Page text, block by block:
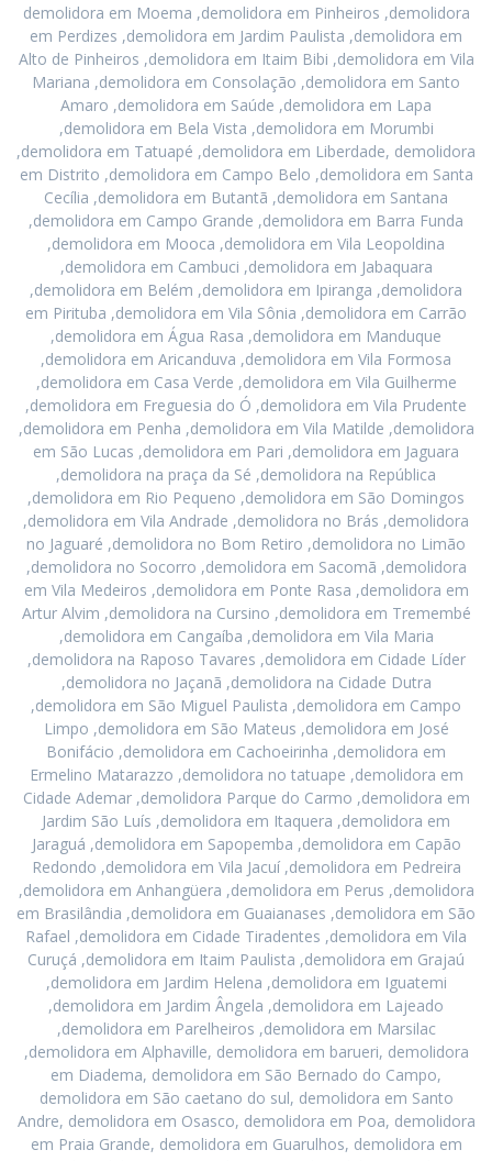
demolidora em Moema ,demolidora em Pinheiros ,demolidora
em Perdizes ,demolidora em Jardim Paulista ,demolidora em
Alto de Pinheiros ,demolidora em Itaim Bibi ,demolidora em Vila
Mariana ,demolidora em Consolação ,demolidora em Santo
Amaro ,demolidora em Saúde ,demolidora em Lapa
,demolidora em Bela Vista ,demolidora em Morumbi
,demolidora em Tatuapé ,demolidora em Liberdade, demolidora
em Distrito ,demolidora em Campo Belo ,demolidora em Santa
Cecília ,demolidora em Butantã ,demolidora em Santana
,demolidora em Campo Grande ,demolidora em Barra Funda
,demolidora em Mooca ,demolidora em Vila Leopoldina
,demolidora em Cambuci ,demolidora em Jabaquara
,demolidora em Belém ,demolidora em Ipiranga ,demolidora
em Pirituba ,demolidora em Vila Sônia ,demolidora em Carrão
,demolidora em Água Rasa ,demolidora em Manduque
,demolidora em Aricanduva ,demolidora em Vila Formosa
,demolidora em Casa Verde ,demolidora em Vila Guilherme
,demolidora em Freguesia do Ó ,demolidora em Vila Prudente
,demolidora em Penha ,demolidora em Vila Matilde ,demolidora
em São Lucas ,demolidora em Pari ,demolidora em Jaguara
,demolidora na praça da Sé ,demolidora na República
,demolidora em Rio Pequeno ,demolidora em São Domingos
,demolidora em Vila Andrade ,demolidora no Brás ,demolidora
no Jaguaré ,demolidora no Bom Retiro ,demolidora no Limão
,demolidora no Socorro ,demolidora em Sacomã ,demolidora
em Vila Medeiros ,demolidora em Ponte Rasa ,demolidora em
Artur Alvim ,demolidora na Cursino ,demolidora em Tremembé
,demolidora em Cangaíba ,demolidora em Vila Maria
,demolidora na Raposo Tavares ,demolidora em Cidade Líder
,demolidora no Jaçanã ,demolidora na Cidade Dutra
,demolidora em São Miguel Paulista ,demolidora em Campo
Limpo ,demolidora em São Mateus ,demolidora em José
Bonifácio ,demolidora em Cachoeirinha ,demolidora em
Ermelino Matarazzo ,demolidora no tatuape ,demolidora em
Cidade Ademar ,demolidora Parque do Carmo ,demolidora em
Jardim São Luís ,demolidora em Itaquera ,demolidora em
Jaraguá ,demolidora em Sapopemba ,demolidora em Capão
Redondo ,demolidora em Vila Jacuí ,demolidora em Pedreira
,demolidora em Anhangüera ,demolidora em Perus ,demolidora
em Brasilândia ,demolidora em Guaianases ,demolidora em São
Rafael ,demolidora em Cidade Tiradentes ,demolidora em Vila
Curuçá ,demolidora em Itaim Paulista ,demolidora em Grajaú
,demolidora em Jardim Helena ,demolidora em Iguatemi
,demolidora em Jardim Ângela ,demolidora em Lajeado
,demolidora em Parelheiros ,demolidora em Marsilac
,demolidora em Alphaville, demolidora em barueri, demolidora
em Diadema, demolidora em São Bernado do Campo,
demolidora em São caetano do sul, demolidora em Santo
Andre, demolidora em Osasco, demolidora em Poa, demolidora
em Praia Grande, demolidora em Guarulhos, demolidora em